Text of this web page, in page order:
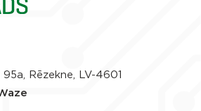
Rēzekne, LV-4601